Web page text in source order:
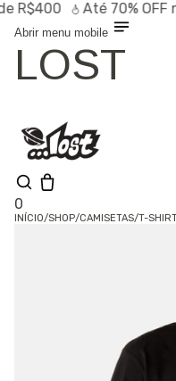
Até70% OFFno
Abrir menu mobile
LOST
0
INÍCIO/SHOP/CAMISETAS/T-